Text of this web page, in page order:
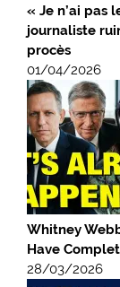
« Je n’ai pas
journaliste
procès
01/04/2026
Whitney
Have
28/03/2026